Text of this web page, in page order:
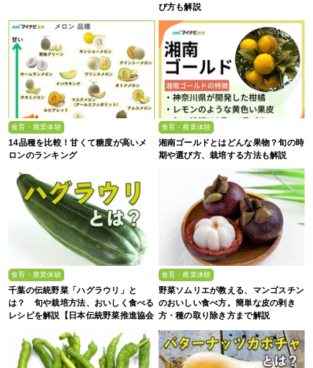
び方も解説
食育・農業体験
14品種を比較！甘くて糖度が高いメ
ロンのランキング
食育・農業体験
湘南ゴールドとはどんな果物？旬の時
期や選び方、栽培する方法も解説
食育・農業体験
千葉の伝統野菜「ハグラウリ」と
は？ 旬や栽培方法、おいしく食べる
レシピを解説【日本伝統野菜推進協会
食育・農業体験
野菜ソムリエが教える、マンゴスチン
のおいしい食べ方。簡単な皮の剥き
方・種の取り除き方まで解説